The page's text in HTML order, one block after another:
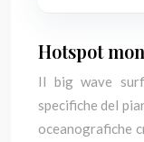
Hotspot
Il big wave
specifiche del
oceanografiche